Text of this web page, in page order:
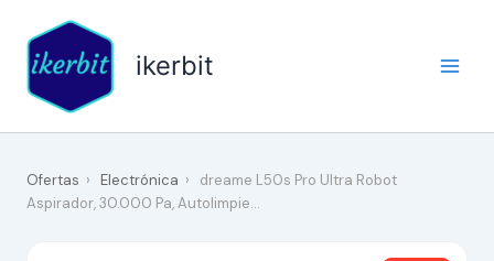
contenido
ikerbit
Ofertas › Electrónica ›
dreame L50s Pro Ultra Robot
Aspirador, 30.000 Pa, Autolimpie…